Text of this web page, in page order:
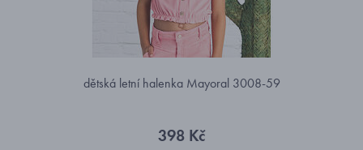
dětská letní halenka Mayoral 3008-59
398 Kč